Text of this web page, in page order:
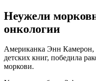
Неужели
онкологии
Американка Энн Камерон,
детских книг, победила
моркови.